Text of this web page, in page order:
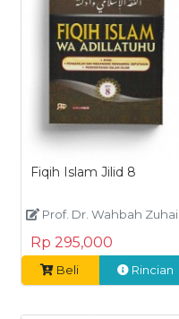
Fiqih Islam Jilid 8
Prof. Dr. Wahbah Zuhaily
Rp 295,000
Beli Rincian